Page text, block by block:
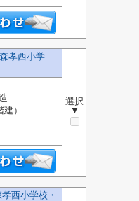
孝西小学
選択
▼
）
西小学校・